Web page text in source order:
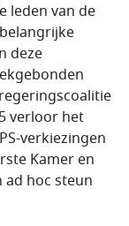
leden van de
deze
verloor het
verkiezingen
Kamer en
hoc steun